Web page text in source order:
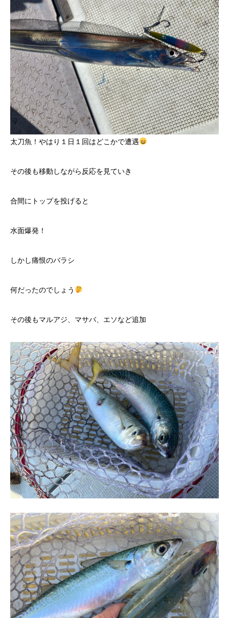
太刀魚！やはり１日１回はどこかで遭遇
その後も移動しながら反応を見ていき
合間にトップを投げると
水面爆発！
しかし痛恨のバラシ
何だったのでしょう
その後もマルアジ、マサバ、エソなど追加